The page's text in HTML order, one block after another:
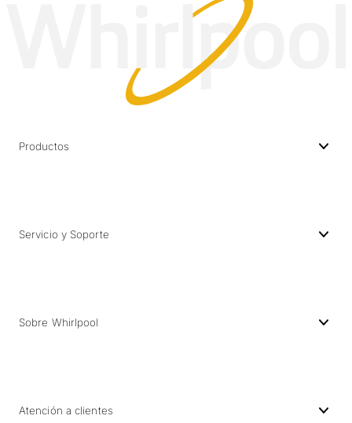
Productos
Servicio y Soporte
Sobre Whirlpool
Atención a clientes